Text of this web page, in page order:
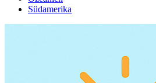
Südamerika